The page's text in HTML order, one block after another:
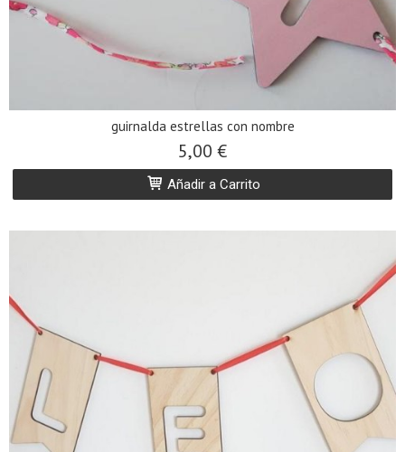
guirnalda estrellas con nombre
5,00 €
Añadir a Carrito